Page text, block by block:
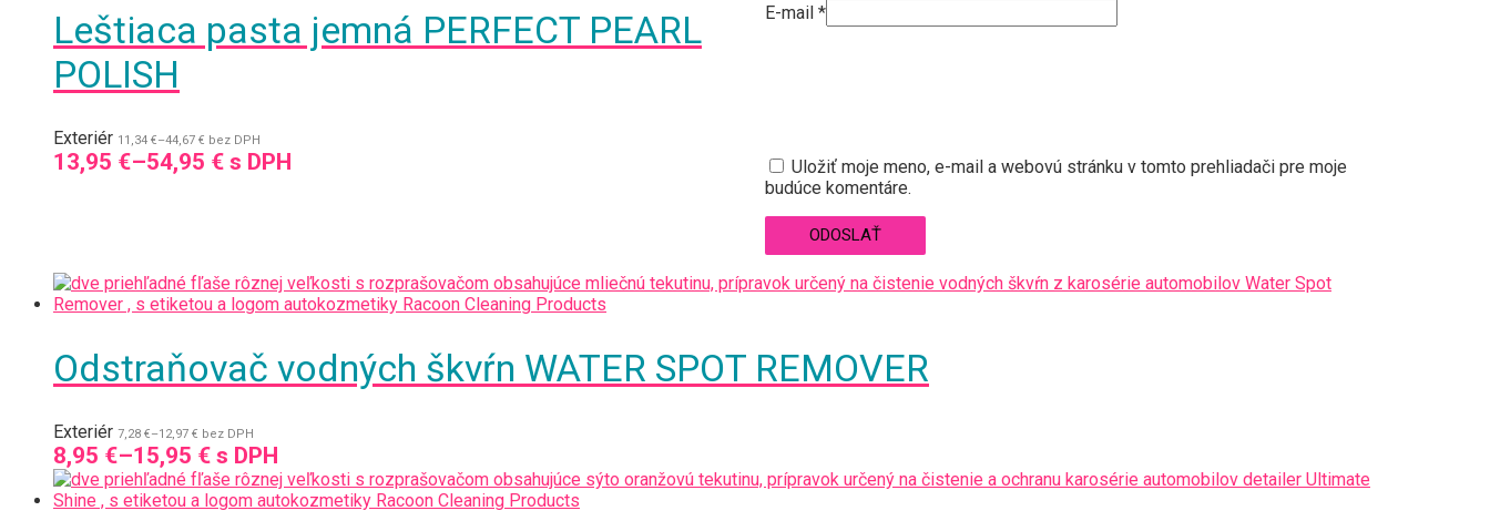
E-mail *
Uložiť moje meno, e-mail a webovú stránku v tomto prehliadači pre moje
budúce komentáre.
Leštiaca pasta jemná PERFECT PEARL
POLISH
Exteriér 11,34 €–44,67 € bez DPH
13,95 €–54,95 € s DPH
Odstraňovač vodných škvŕn WATER SPOT REMOVER
Exteriér 7,28 €–12,97 € bez DPH
8,95 €–15,95 € s DPH